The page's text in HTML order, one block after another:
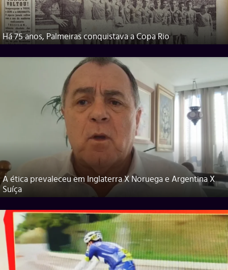
Há 75 anos, Palmeiras conquistava a Copa Rio
A ética prevaleceu em Inglaterra X Noruega e Argentina X
Suíça